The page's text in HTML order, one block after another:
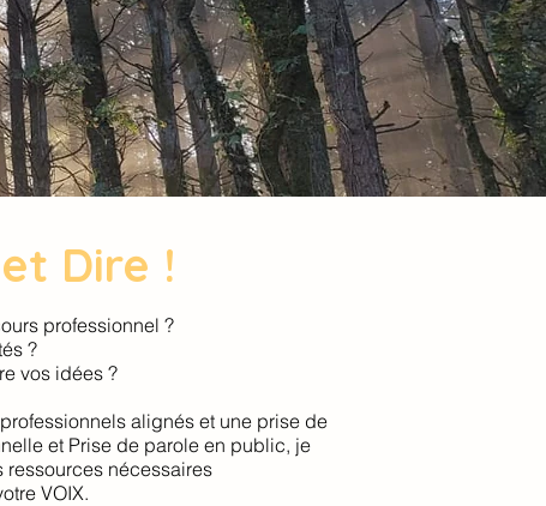
Dire !
professionnel ?
?
vos idées ?
alignés et une prise de
et Prise de parole en public, je
nécessaires
VOIX.